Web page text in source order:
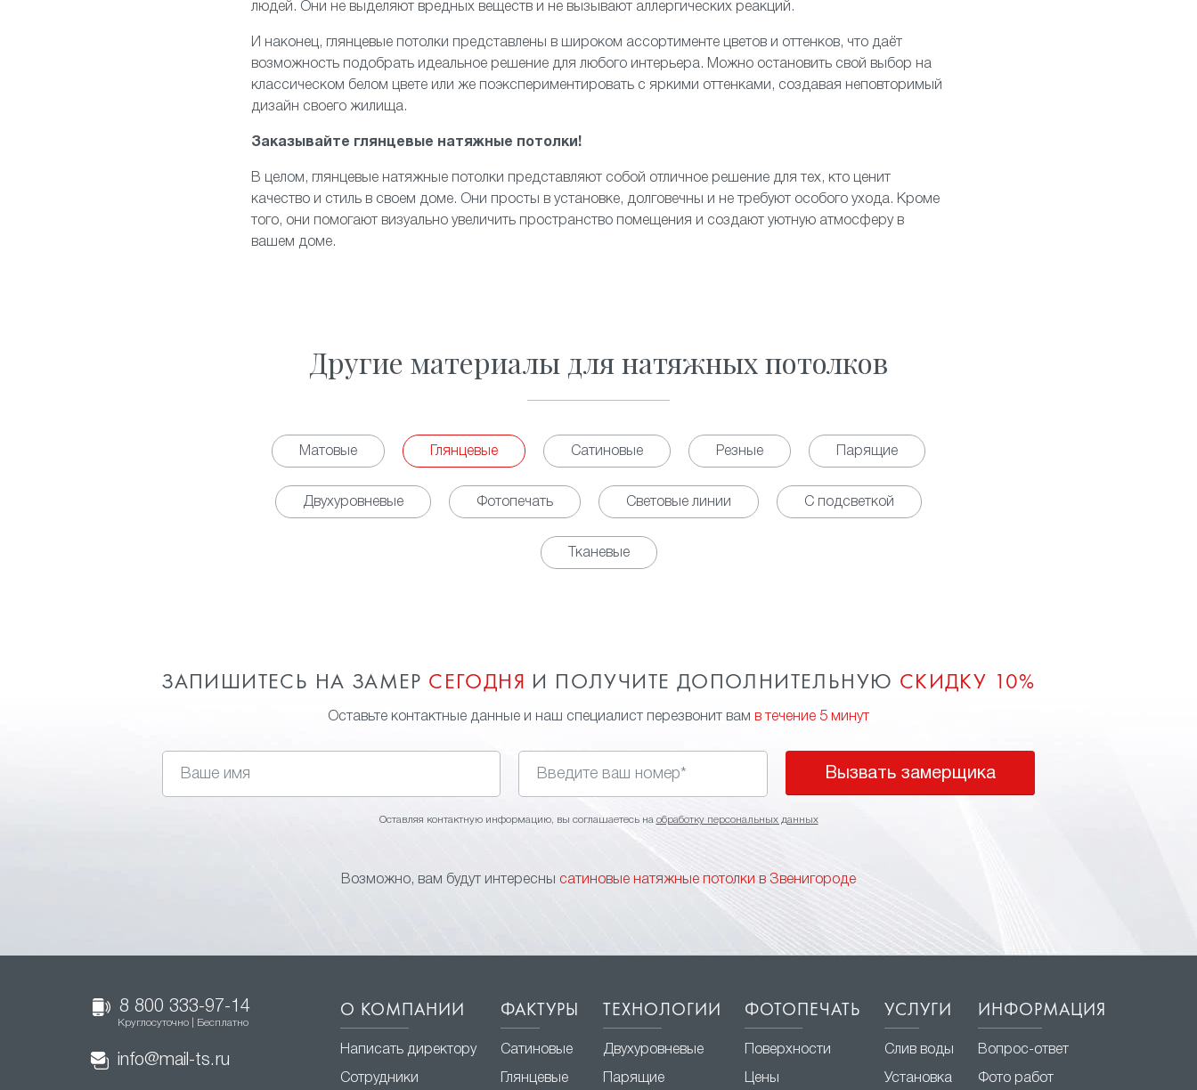
людей. Они не выделяют вредных веществ и не вызывают аллергических реакций.
И наконец, глянцевые потолки представлены в широком ассортименте цветов и оттенков, что даёт
возможность подобрать идеальное решение для любого интерьера. Можно остановить свой выбор на
классическом белом цвете или же поэкспериментировать с яркими оттенками, создавая неповторимый
дизайн своего жилища.
Заказывайте глянцевые натяжные потолки!
В целом, глянцевые натяжные потолки представляют собой отличное решение для тех, кто ценит
качество и стиль в своем доме. Они просты в установке, долговечны и не требуют особого ухода. Кроме
того, они помогают визуально увеличить пространство помещения и создают уютную атмосферу в
вашем доме.
Другие материалы для натяжных потолков
Матовые Глянцевые Сатиновые Резные Парящие
Двухуровневые Фотопечать Световые линии С подсветкой
Тканевые
ЗАПИШИТЕСЬ НА ЗАМЕР СЕГОДНЯ И ПОЛУЧИТЕ ДОПОЛНИТЕЛЬНУЮ СКИДКУ 10%
Оставьте контактные данные и наш специалист перезвонит вам в течение 5 минут
Вызвать замерщика
Оставляя контактную информацию, вы соглашаетесь на обработку персональных данных
Возможно, вам будут интересны сатиновые натяжные потолки в Звенигороде
8 800 333-97-14
Круглосуточно | Бесплатно
info@mail-ts.ru
О КОМПАНИИ
Написать директору
Сотрудники
ФАКТУРЫ
Сатиновые
Глянцевые
ТЕХНОЛОГИИ
Двухуровневые
Парящие
ФОТОПЕЧАТЬ
Поверхности
Цены
УСЛУГИ
Слив воды
Установка
ИНФОРМАЦИЯ
Вопрос-ответ
Фото работ